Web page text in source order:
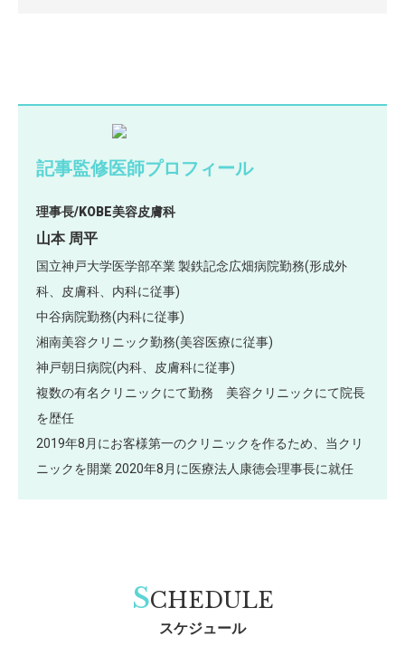
記事監修医師プロフィール
理事長/KOBE美容皮膚科
山本 周平
国立神戸大学医学部卒業 製鉄記念広畑病院勤務(形成外
科、皮膚科、内科に従事)
中谷病院勤務(内科に従事)
湘南美容クリニック勤務(美容医療に従事)
神戸朝日病院(内科、皮膚科に従事)
複数の有名クリニックにて勤務 美容クリニックにて院長
を歴任
2019年8月にお客様第一のクリニックを作るため、当クリ
ニックを開業 2020年8月に医療法人康徳会理事長に就任
SCHEDULE
スケジュール